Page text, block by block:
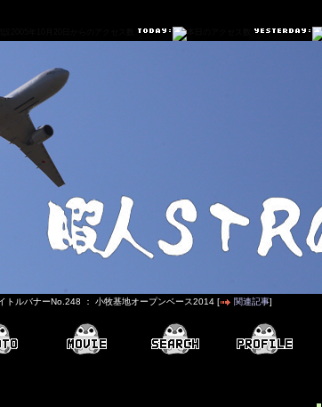
トルバナーNo.248 ： 小牧基地オープンベース2014 [ 関連記事]